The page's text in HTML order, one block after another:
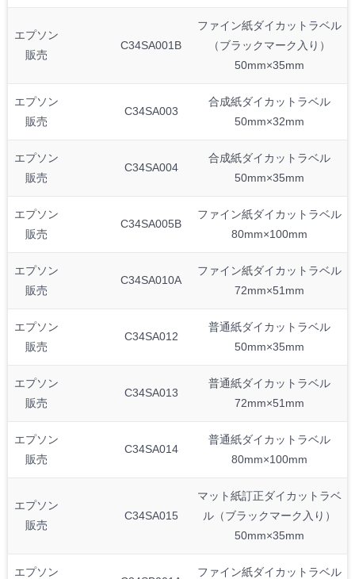
エプソン
販売
C34SA001B
ファイン紙ダイカットラベル
（ブラックマーク入り）
50mm×35mm
エプソン
販売
C34SA003
合成紙ダイカットラベル
50mm×32mm
エプソン
販売
C34SA004
合成紙ダイカットラベル
50mm×35mm
エプソン
販売
C34SA005B
ファイン紙ダイカットラベル
80mm×100mm
エプソン
販売
C34SA010A
ファイン紙ダイカットラベル
72mm×51mm
エプソン
販売
C34SA012
普通紙ダイカットラベル
50mm×35mm
エプソン
販売
C34SA013
普通紙ダイカットラベル
72mm×51mm
エプソン
販売
C34SA014
普通紙ダイカットラベル
80mm×100mm
エプソン
販売
C34SA015
マット紙訂正ダイカットラベ
ル（ブラックマーク入り）
50mm×35mm
エプソン
ファイン紙ダイカットラベル